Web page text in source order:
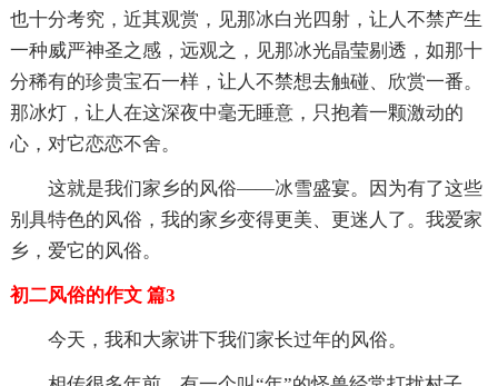
也十分考究，近其观赏，见那冰白光四射，让人不禁产生
一种威严神圣之感，远观之，见那冰光晶莹剔透，如那十
分稀有的珍贵宝石一样，让人不禁想去触碰、欣赏一番。
那冰灯，让人在这深夜中毫无睡意，只抱着一颗激动的
心，对它恋恋不舍。
这就是我们家乡的风俗——冰雪盛宴。因为有了这些
别具特色的风俗，我的家乡变得更美、更迷人了。我爱家
乡，爱它的风俗。
初二风俗的作文 篇3
今天，我和大家讲下我们家长过年的风俗。